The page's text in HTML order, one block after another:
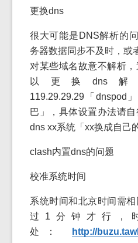
更换dns
很大可能是DNS解析的
务器数据同步不及时，或
对某些域名故意不解析
以更换dns
119.29.29.29「dnspod
巴」，具体设置办法请
dns xx系统「xx换成自己
clash内置dns的问题
校准系统时间
系统时间和北京时间需
过1分钟才行，
处：
http://